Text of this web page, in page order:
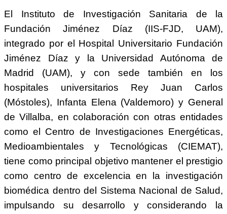
El Instituto de Investigación Sanitaria de la
Fundación Jiménez Díaz (IIS-FJD, UAM),
integrado por el Hospital Universitario Fundación
Jiménez Díaz y la Universidad Autónoma de
Madrid (UAM), y con sede también en los
hospitales universitarios Rey Juan Carlos
(Móstoles), Infanta Elena (Valdemoro) y General
de Villalba, en colaboración con otras entidades
como el Centro de Investigaciones Energéticas,
Medioambientales y Tecnológicas (CIEMAT),
tiene como principal objetivo mantener el prestigio
como centro de excelencia en la investigación
biomédica dentro del Sistema Nacional de Salud,
impulsando su desarrollo y considerando la